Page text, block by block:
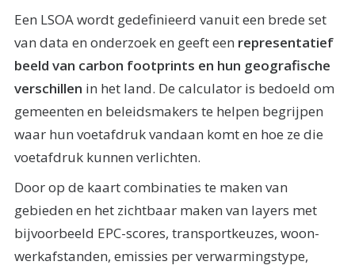
Een LSOA wordt gedefinieerd vanuit een brede set
van data en onderzoek en geeft een representatief
beeld van carbon footprints en hun geografische
verschillen in het land. De calculator is bedoeld om
gemeenten en beleidsmakers te helpen begrijpen
waar hun voetafdruk vandaan komt en hoe ze die
voetafdruk kunnen verlichten.
Door op de kaart combinaties te maken van
gebieden en het zichtbaar maken van layers met
bijvoorbeeld EPC-scores, transportkeuzes, woon-
werkafstanden, emissies per verwarmingstype,